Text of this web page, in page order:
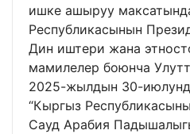
ишке ашыруу
Республикасынын
Дин иштери жана
мамилелер боюнча
2025-жылдын 30-
“Кыргыз
Сауд Арабия